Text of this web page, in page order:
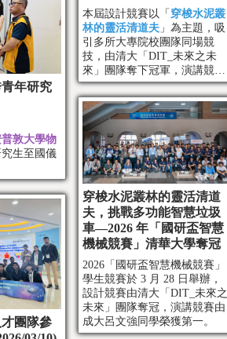
本屆設計競賽以「 穿梭水泥叢
林的靈活清道夫 」為主題，吸
引多所大專院校團隊同場競
技，由清大「DIT_未來之未
來」團隊奪下冠軍，演講競賽
則由成大呂文強同學榮獲第一
名。
年研究
敦大學物
生至國儀
穿梭水泥叢林的靈活清道
夫，挑戰多功能智慧垃圾
車—2026 年「國研盃智慧
機械競賽」清華大學奪冠
2026「國研盃智慧機械競賽」
學生競賽於 3 月 28 日舉辦，
設計競賽由清大「DIT_未來之
未來」團隊奪冠，演講競賽由
成大呂文強同學榮獲第一。
團隊參